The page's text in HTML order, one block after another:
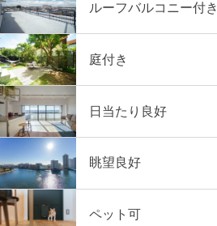
ルーフバルコニー付き
庭付き
日当たり良好
眺望良好
ペット可